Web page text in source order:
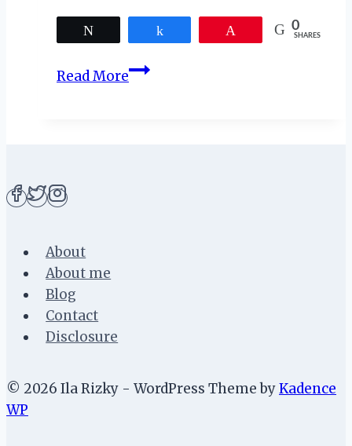
0
SHARES
Read MoreKelebihan
About
About me
Blog
Contact
Disclosure
© 2026 Ila Rizky - WordPress Theme byKadence
WP